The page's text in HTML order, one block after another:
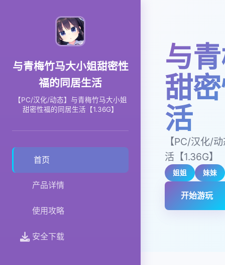
与青梅竹马大小姐甜密性
福的同居生活
【PC/汉化/动态】与青梅竹马大小姐
甜密性福的同居生活【1.36G】
首页
产品详情
使用攻略
安全下载
与
甜
活
【PC/汉化/
活【1.36G】
姐姐 妹妹
开始游玩